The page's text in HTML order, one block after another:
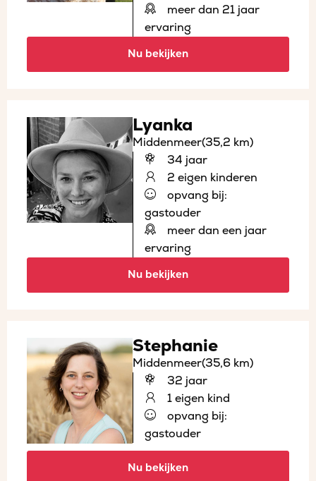
meer dan 21 jaar
ervaring
Nu bekijken
Lyanka
Middenmeer(35,2 km)
34 jaar
2 eigen kinderen
opvang bij:
gastouder
meer dan een jaar
ervaring
Nu bekijken
Stephanie
Middenmeer(35,6 km)
32 jaar
1 eigen kind
opvang bij:
gastouder
Nu bekijken